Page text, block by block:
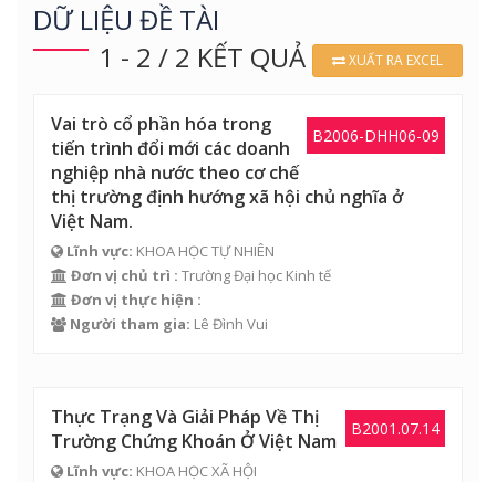
DỮ LIỆU ĐỀ TÀI
1 - 2 / 2 KẾT QUẢ
XUẤT RA EXCEL
B2006-DHH06-09
Vai trò cổ phần hóa trong
tiến trình đổi mới các doanh
nghiệp nhà nước theo cơ chế
thị trường định hướng xã hội chủ nghĩa ở
Việt Nam.
Lĩnh vực: KHOA HỌC TỰ NHIÊN
Đơn vị chủ trì : Trường Đại học Kinh tế
Đơn vị thực hiện :
Người tham gia: Lê Đình Vui
B2001.07.14
Thực Trạng Và Giải Pháp Về Thị
Trường Chứng Khoán Ở Việt Nam
Lĩnh vực: KHOA HỌC XÃ HỘI